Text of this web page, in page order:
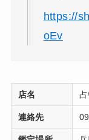
https://
oEv
店名
連絡先